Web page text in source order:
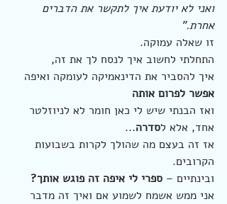
ואני לא יודעת איך לתקשר את הדברים
אחרת."
זו שאלה עמוקה.
התחלתי לחשוב איך לנסח לך את זה,
איך להסביר את הדינאמיקה לעומקה ואיפה
אפשר לפרום אותה
ואז הבנתי שיש לי כאן חומר לא לניוזלטר
אחד, אלא לסדרה...
אז זה בעצם מה שהולך לקרות בשבועות
הקרובים.
ובינתיים – ספרי לי איפה זה פוגש אותך?
אני ממש אשמח לשמוע אם ואיך זה מדבר